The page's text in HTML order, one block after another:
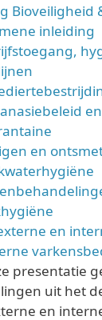
Bioveiligheid
inleiding
en
en
presentatie
uit het
en